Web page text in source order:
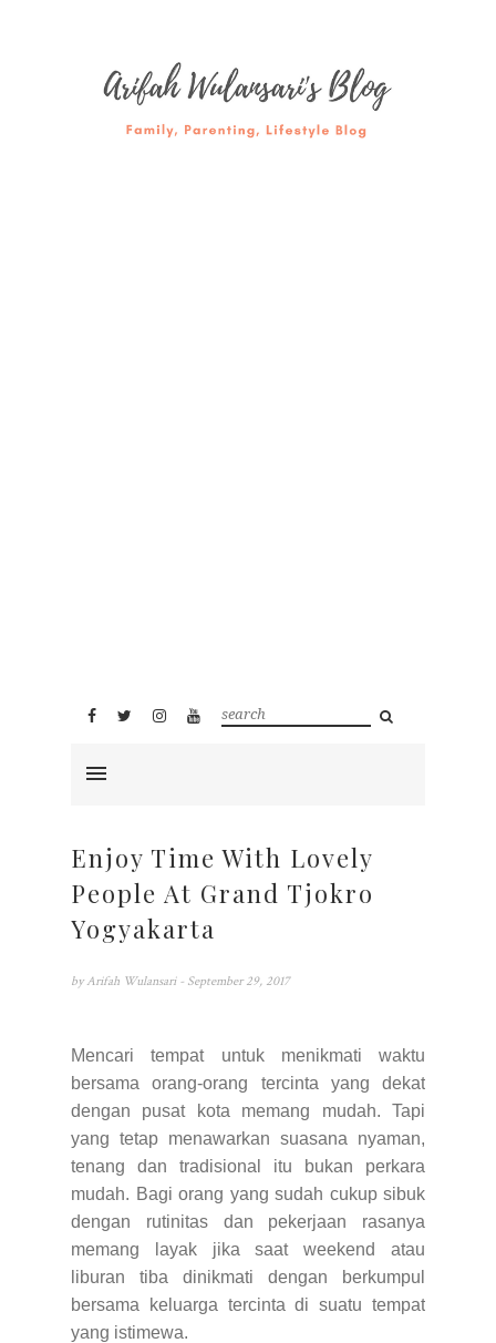
Enjoy Time With Lovely
People At Grand Tjokro
Yogyakarta
by Arifah Wulansari - September 29, 2017
Mencari tempat untuk menikmati waktu
bersama orang-orang tercinta yang dekat
dengan pusat kota memang mudah. Tapi
yang tetap menawarkan suasana nyaman,
tenang dan tradisional itu bukan perkara
mudah. Bagi orang yang sudah cukup sibuk
dengan rutinitas dan pekerjaan rasanya
memang layak jika saat weekend atau
liburan tiba dinikmati dengan berkumpul
bersama keluarga tercinta di suatu tempat
yang istimewa.